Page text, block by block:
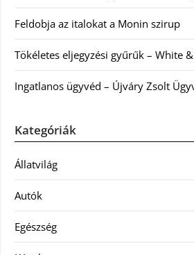
Feldobja az italokat a Monin szirup
Tökéletes eljegyzési gyűrűk – White
Ingatlanos ügyvéd – Újváry Zsolt
Kategóriák
Állatvilág
Autók
Egészség